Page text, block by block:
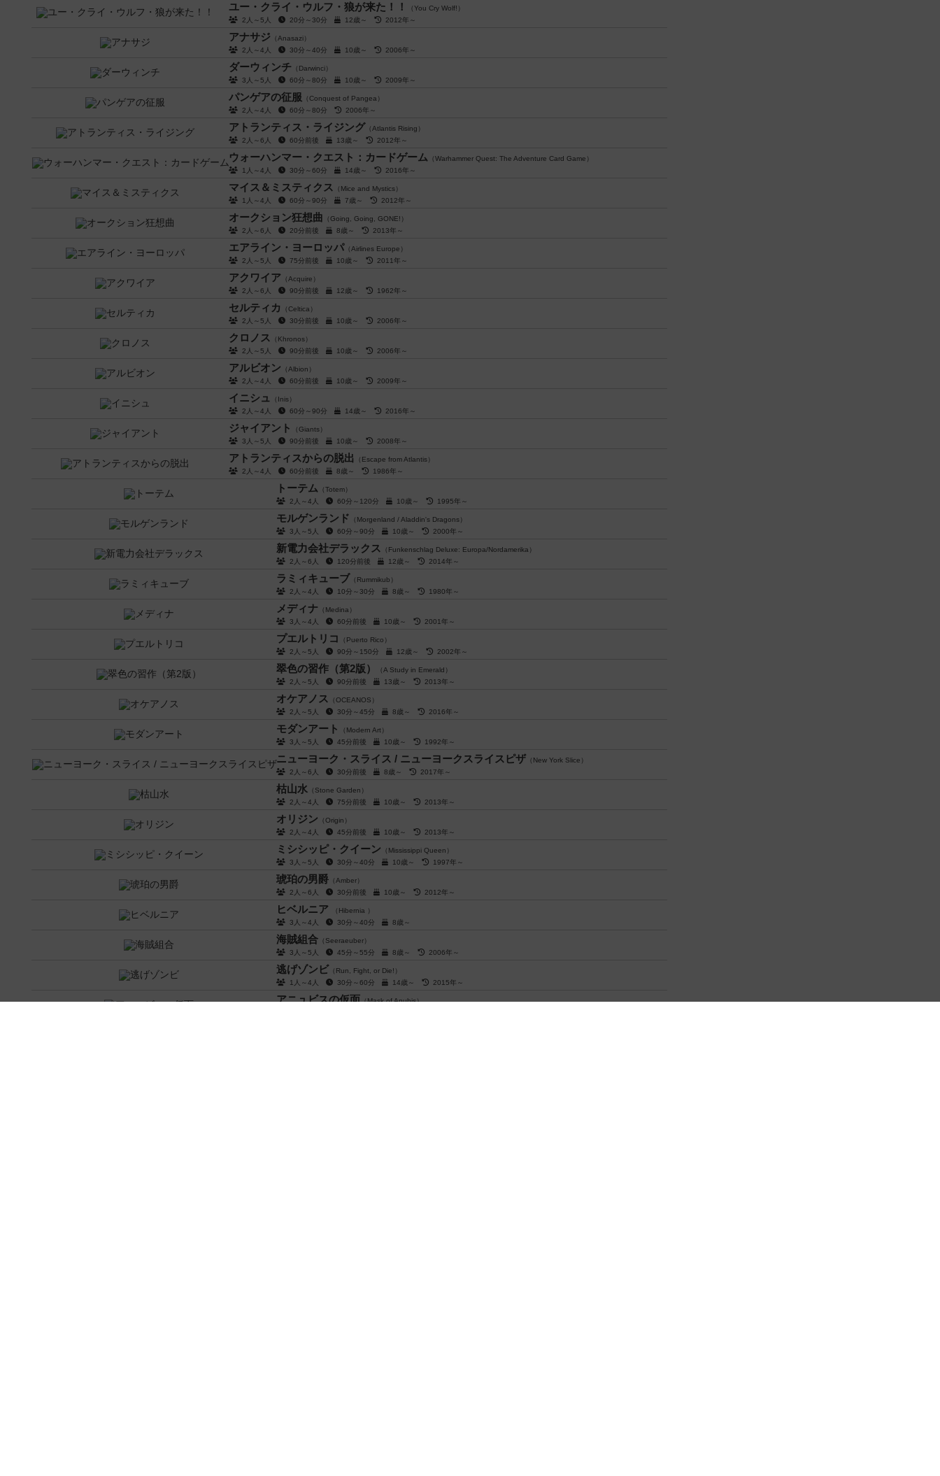
ユー・クライ・ウルフ・狼が来た！！
（You Cry Wolf!）
2人～5人
20分～30分 12歳～ 2012年～
アナサジ （Anasazi）
2人～4人
30分～40分 10歳～ 2006年～
ダーウィンチ （Darwinci）
3人～5人
60分～80分 10歳～ 2009年～
パンゲアの征服 （Conquest of Pangea）
2人～4人
60分～80分 2006年～
アトランティス・ライジング （Atlantis Rising）
2人～6人
60分前後 13歳～ 2012年～
ウォーハンマー・クエスト：カードゲーム （Warhammer Quest: The Adventure Card Game）
1人～4人
30分～60分 14歳～ 2016年～
マイス＆ミスティクス
（Mice and Mystics）
1人～4人
60分～90分 7歳～ 2012年～
オークション狂想曲 （Going, Going, GONE!）
2人～6人
20分前後 8歳～ 2013年～
エアライン・ヨーロッパ （Airlines Europe）
2人～5人
75分前後 10歳～ 2011年～
アクワイア （Acquire）
2人～6人
90分前後 12歳～ 1962年～
セルティカ
（Celtica）
2人～5人
30分前後 10歳～ 2006年～
クロノス
（Khronos）
2人～5人
90分前後 10歳～ 2006年～
アルビオン （Albion）
2人～4人
60分前後 10歳～ 2009年～
イニシュ
（Inis）
2人～4人
60分～90分 14歳～ 2016年～
ジャイアント
（Giants）
3人～5人
90分前後 10歳～ 2008年～
アトランティスからの脱出
（Escape from Atlantis）
2人～4人
60分前後 8歳～ 1986年～
トーテム （Totem）
2人～4人
60分～120分 10歳～ 1995年～
モルゲンランド （Morgenland / Aladdin's Dragons）
3人～5人
60分～90分 10歳～ 2000年～
新電力会社デラックス
（Funkenschlag Deluxe: Europa/Nordamerika）
2人～6人
120分前後 12歳～ 2014年～
ラミィキューブ （Rummikub）
2人～4人
10分～30分 8歳～ 1980年～
メディナ （Medina）
3人～4人
60分前後 10歳～ 2001年～
プエルトリコ
（Puerto Rico）
2人～5人
90分～150分 12歳～ 2002年～
翠色の習作（第2版）
（A Study in Emerald）
2人～5人
90分前後 13歳～ 2013年～
オケアノス
（OCEANOS）
2人～5人
30分～45分 8歳～ 2016年～
モダンアート
（Modern Art）
3人～5人
45分前後 10歳～ 1992年～
ニューヨーク・スライス / ニューヨークスライスピザ （New York Slice）
2人～6人
30分前後 8歳～ 2017年～
枯山水 （Stone Garden）
2人～4人
75分前後 10歳～ 2013年～
オリジン （Origin）
2人～4人
45分前後 10歳～ 2013年～
ミシシッピ・クイーン （Mississippi Queen）
3人～5人
30分～40分 10歳～ 1997年～
琥珀の男爵 （Amber）
2人～6人
30分前後 10歳～ 2012年～
ヒベルニア
（Hibernia ）
3人～4人
30分～40分 8歳～
海賊組合 （Seeraeuber）
3人～5人
45分～55分 8歳～ 2006年～
逃げゾンビ （Run, Fight, or Die!）
1人～4人
30分～60分 14歳～ 2015年～
アニュビスの仮面（Mask of Anubis）